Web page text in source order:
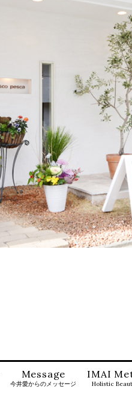
Message
今井愛からのメッセージ
IMAI
Holistic